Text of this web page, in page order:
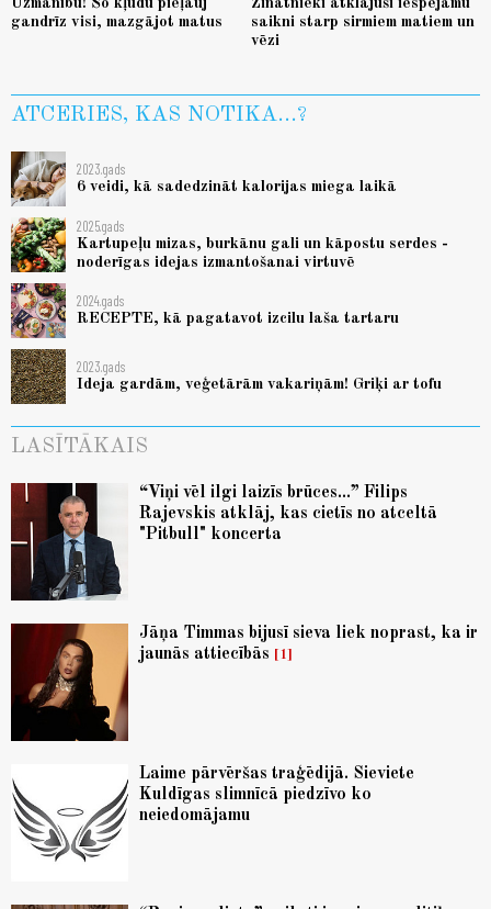
Uzmanību! Šo kļūdu pieļauj
gandrīz visi, mazgājot matus
Zinātnieki atklājuši iespējamu
saikni starp sirmiem matiem un
vēzi
ATCERIES, KAS NOTIKA...?
2023.gads
6 veidi, kā sadedzināt kalorijas miega laikā
2025.gads
Kartupeļu mizas, burkānu gali un kāpostu serdes -
noderīgas idejas izmantošanai virtuvē
2024.gads
RECEPTE, kā pagatavot izcilu laša tartaru
2023.gads
Ideja gardām, veģetārām vakariņām! Griķi ar tofu
LASĪTĀKAIS
“Viņi vēl ilgi laizīs brūces...” Filips
Rajevskis atklāj, kas cietīs no atceltā
"Pitbull" koncerta
Jāņa Timmas bijusī sieva liek noprast, ka ir
jaunās attiecībās
1
Laime pārvēršas traģēdijā. Sieviete
Kuldīgas slimnīcā piedzīvo ko
neiedomājamu